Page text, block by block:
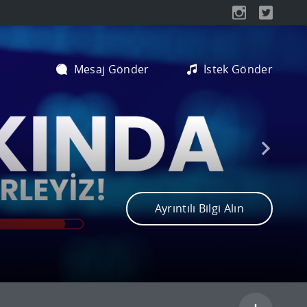
Mesaj Gönder İstek Gönder
Ayrıntılı Bilgi Alın